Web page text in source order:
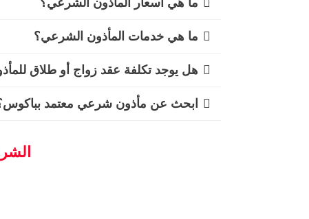
ما هي اسعار المأذون الشرعي؟
ما هي خدمات المأذون الشرعي؟
هل يوجد تكلفة عقد زواج أو طلاق
ابحث عن مأذون شرعي معتمد